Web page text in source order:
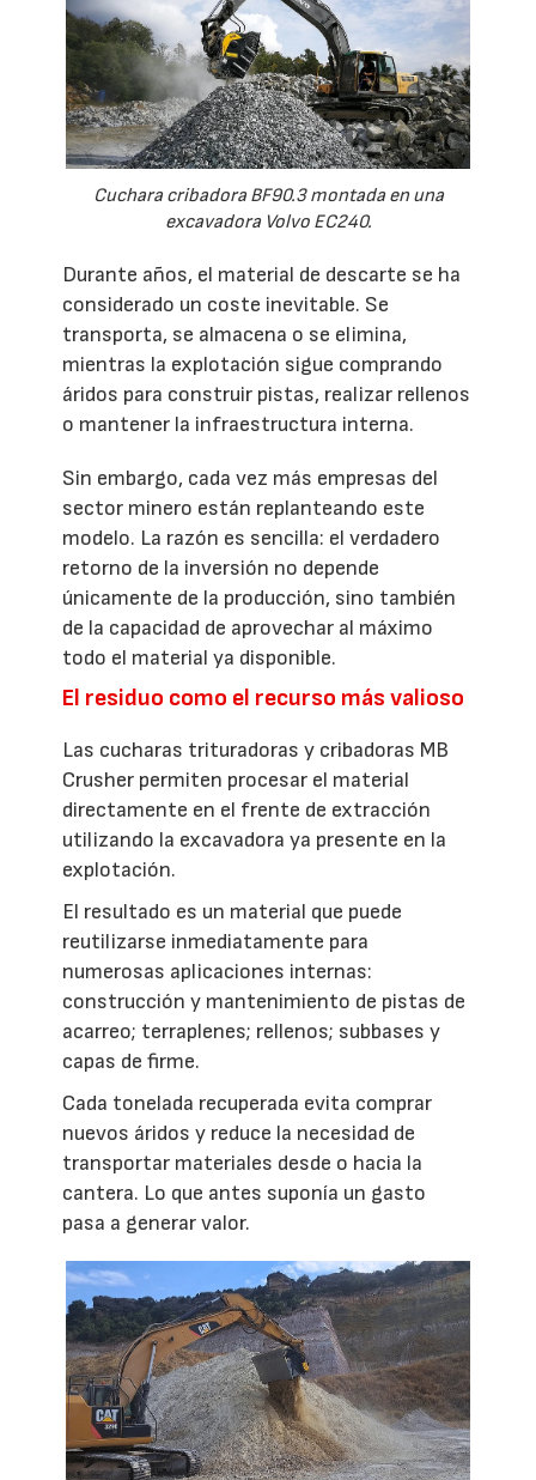
Cuchara cribadora BF90.3 montada en una
excavadora Volvo EC240.
Durante años, el material de descarte se ha
considerado un coste inevitable. Se
transporta, se almacena o se elimina,
mientras la explotación sigue comprando
áridos para construir pistas, realizar rellenos
o mantener la infraestructura interna.
Sin embargo, cada vez más empresas del
sector minero están replanteando este
modelo. La razón es sencilla: el verdadero
retorno de la inversión no depende
únicamente de la producción, sino también
de la capacidad de aprovechar al máximo
todo el material ya disponible.
El residuo como el recurso más valioso
Las cucharas trituradoras y cribadoras MB
Crusher permiten procesar el material
directamente en el frente de extracción
utilizando la excavadora ya presente en la
explotación.
El resultado es un material que puede
reutilizarse inmediatamente para
numerosas aplicaciones internas:
construcción y mantenimiento de pistas de
acarreo; terraplenes; rellenos; subbases y
capas de firme.
Cada tonelada recuperada evita comprar
nuevos áridos y reduce la necesidad de
transportar materiales desde o hacia la
cantera. Lo que antes suponía un gasto
pasa a generar valor.